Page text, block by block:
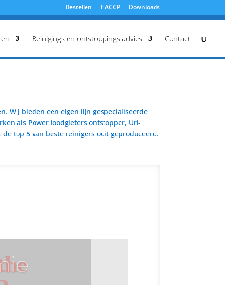
Bestellen HACCP Downloads
Reinigings en ontstoppings advies Contact
Wij bieden een eigen lijn gespecialiseerde
als Power loodgieters ontstopper, Uri-
top 5 van beste reinigers ooit geproduceerd.